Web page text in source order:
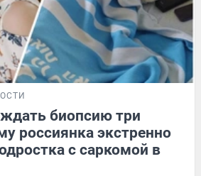
биопсию три
россиянка экстренно
с саркомой в